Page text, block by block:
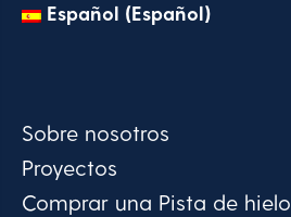
Español (Español)
Sobre nosotros
Proyectos
Comprar una Pista de hielo